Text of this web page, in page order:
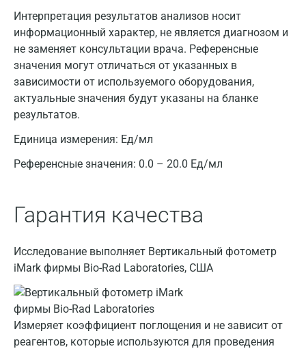
Интерпретация результатов анализов носит
информационный характер, не является диагнозом и
не заменяет консультации врача. Референсные
значения могут отличаться от указанных в
зависимости от используемого оборудования,
актуальные значения будут указаны на бланке
результатов.
Единица измерения: Ед/мл
Референсные значения: 0.0 – 20.0 Ед/мл
Гарантия качества
Исследование выполняет Вертикальный фотометр
iMark фирмы Bio-Rad Laboratories, США
Измеряет коэффициент поглощения и не зависит от
реагентов, которые используются для проведения
Казань
Альметьевск
Апрелевка
Армавир
Астрахань
Балашиха
Видное
Волгоград